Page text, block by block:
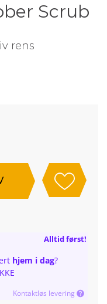
Scrub
rens
Alltid først!
hjem i dag?
Kontaktløs levering